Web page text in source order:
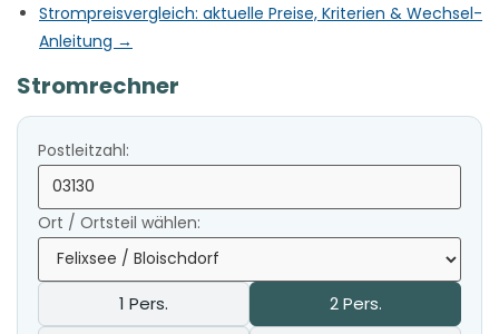
Strompreisvergleich: aktuelle Preise, Kriterien & Wechsel-
Anleitung →
Stromrechner
Postleitzahl:
Ort / Ortsteil wählen:
1 Pers.
2 Pers.